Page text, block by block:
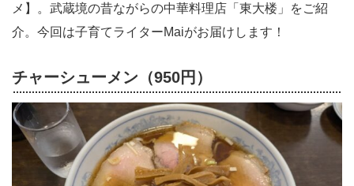
メ】。武蔵境の昔ながらの中華料理店「東大楼」をご紹
介。今回は子育てライターMaiがお届けします！
チャーシューメン（950円）